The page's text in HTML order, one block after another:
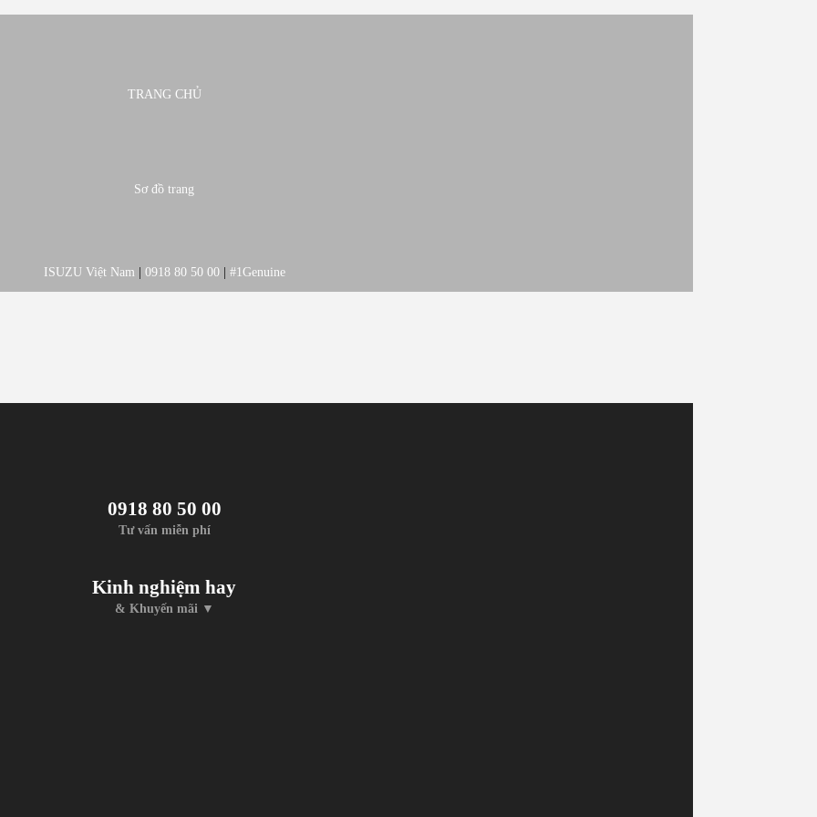
TRANG CHỦ
Sơ đồ trang
ISUZU Việt Nam 0918 80 50 00 #1Genuine
0918 80 50 00
Tư vấn miễn phí
Kinh nghiệm hay
& Khuyến mãi ▼